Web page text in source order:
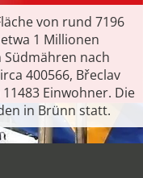
von rund 7196
1 Millionen
nach
400566, Břeclav
Einwohner. Die
in Brünn statt.